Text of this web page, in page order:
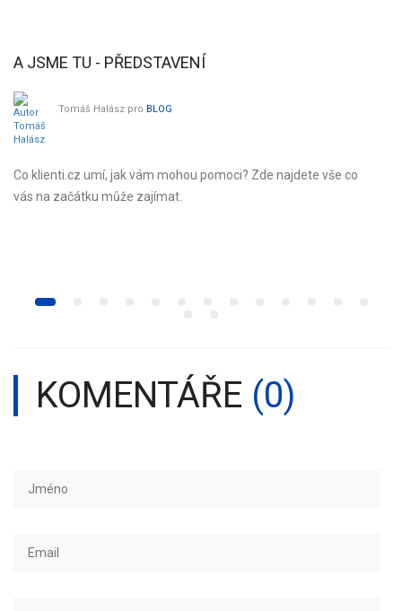
A JSME TU - PŘEDSTAVENÍ
Tomáš Halász pro BLOG
Co klienti.cz umí, jak vám mohou pomoci? Zde najdete vše co
vás na začátku může zajímat.
KOMENTÁŘE (0)